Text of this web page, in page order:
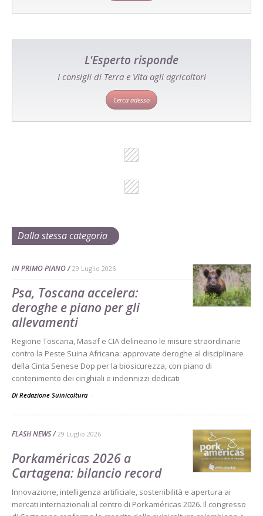
L'Esperto risponde
I consigli di Terra e Vita agli agricoltori
Cerca adesso
Dalla stessa categoria
IN PRIMO PIANO 29 Luglio 2026
Psa, Toscana accelera:
deroghe e piano per gli
allevamenti
Regione Toscana, Masaf e CIA delineano le misure straordinarie
contro la Peste Suina Africana: approvate deroghe al disciplinare
della Cinta Senese Dop per la biosicurezza, con piano di
contenimento dei cinghiali e indennizzi dedicati
Di Redazione Suinicoltura -
FLASH NEWS 29 Luglio 2026
Porkaméricas 2026 a
Cartagena: bilancio record
Innovazione, intelligenza artificiale, sostenibilità e apertura ai
mercati internazionali al centro di Porkaméricas 2026. Il congresso